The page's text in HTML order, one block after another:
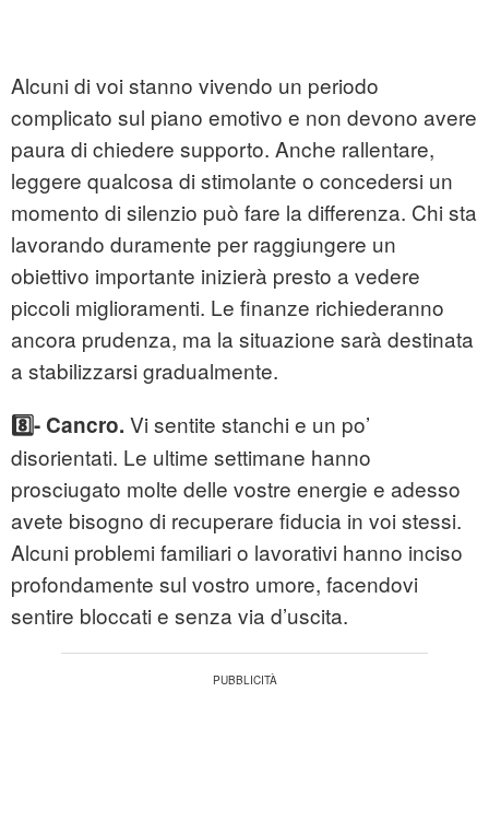
Alcuni di voi stanno vivendo un periodo
complicato sul piano emotivo e non devono avere
paura di chiedere supporto. Anche rallentare,
leggere qualcosa di stimolante o concedersi un
momento di silenzio può fare la differenza. Chi sta
lavorando duramente per raggiungere un
obiettivo importante inizierà presto a vedere
piccoli miglioramenti. Le finanze richiederanno
ancora prudenza, ma la situazione sarà destinata
a stabilizzarsi gradualmente.
8️⃣- Cancro. Vi sentite stanchi e un po’
disorientati. Le ultime settimane hanno
prosciugato molte delle vostre energie e adesso
avete bisogno di recuperare fiducia in voi stessi.
Alcuni problemi familiari o lavorativi hanno inciso
profondamente sul vostro umore, facendovi
sentire bloccati e senza via d’uscita.